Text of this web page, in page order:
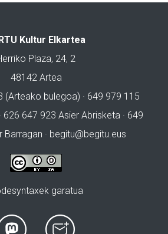
Kultur Elkartea
Plaza, 24, 2
48142 Artea
(Arteako bulegoa) · 649 979 115
626 647 923 Asier Abrisketa · 649
· begitu@begitu.eus
garatua